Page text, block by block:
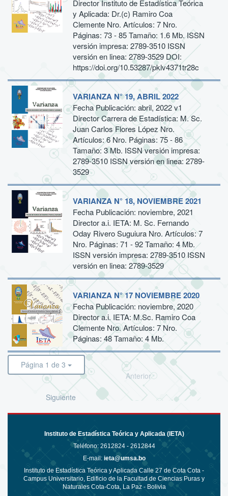
Director Instituto de Estadística Teórica
y Aplicada: Dr.(c) Ramiro Coa
Clemente Nro. Artículos: 7 Nro.
Páginas: 73 - 85 Tamaño: 1.6 Mb. ISSN
versión impresa: 2789-3510 ISSN
versión en linea: 2789-3529 DOI:
https://doi.org/10.53287/pklv4371tr28c
VARIANZA N° 19, ABRIL 2022
Fecha Publicación: abril, 2022 v1
Director Carrera de Estadística: M. Sc.
Juan Carlos Flores López Nro.
Artículos: 6 Nro. Páginas: 75 - 86
Tamaño: 3 Mb. ISSN versión impresa:
2789-3510 ISSN versión en linea: 2789-
3529
VARIANZA N° 18, NOVIEMBRE 2021
Fecha Publicación: noviembre, 2021
Director a.i. IETA: M. Sc. Fernando
Oday Rivero Suguiura Nro. Artículos: 7
Nro. Páginas: 71 - 92 Tamaño: 4 Mb.
ISSN versión impresa: 2789-3510 ISSN
versión en linea: 2789-3529
VARIANZA N° 17 NOVIEMBRE 2020
Fecha Publicación: noviembre, 2020
Director a.i. IETA: M.Sc. Ramiro Coa
Clemente Nro. Artículos: 7 Nro.
Páginas: 48 Tamaño: 4 Mb.
Página 1 de 3
Anterior
Siguiente
Instituto de Estadística Teórica y Aplicada (IETA)
Teléfono: 2612824 - 2612844
E-mail: ieta@umsa.bo
Instituto de Estadística Teórica y Aplicada Calle 27 de Cota Cota -
Campus Universitario, Edificio de la Facultad de Ciencias Puras y
Naturales Cota-Cota, La Paz - Bolivia